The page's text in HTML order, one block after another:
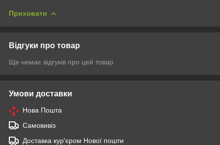
Приховати
Відгуки про товар
Ще немає відгуків про цей товар
Умови доставки
Нова Пошта
Самовивіз
Доставка кур'єром Нової пошти